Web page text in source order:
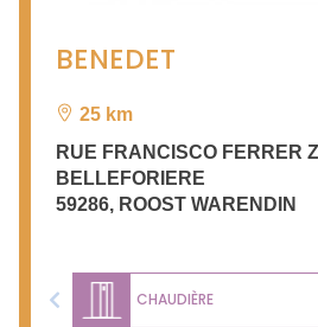
BENEDET
25 km
RUE FRANCISCO FERRER
BELLEFORIERE
59286, ROOST WARENDIN
CHAUDIÈRE
Previous